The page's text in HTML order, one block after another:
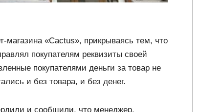
магазина «Cactus», прикрываясь тем, что
покупателям реквизиты своей
покупателями деньги за товар не
и без товара, и без денег.
и сообщили, что менеджер,